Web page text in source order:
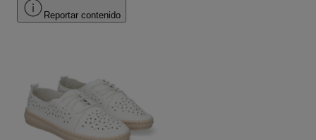
Reportar contenido